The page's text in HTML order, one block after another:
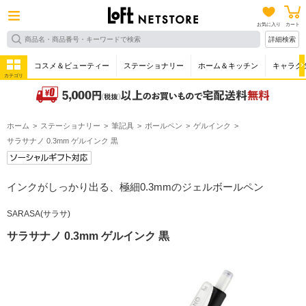
お気に入り カート
詳細検索
カテゴリ
コスメ＆ビューティー ステーショナリー ホーム＆キッチン キャラク
ホーム ステーショナリー 筆記具 ボールペン
ゲルインク
サラサナノ 0.3mm ゲルインク 黒
インクがしっかり出る、極細0.3mmのジェルボールペン
SARASA(サラサ)
サラサナノ 0.3mm ゲルインク 黒